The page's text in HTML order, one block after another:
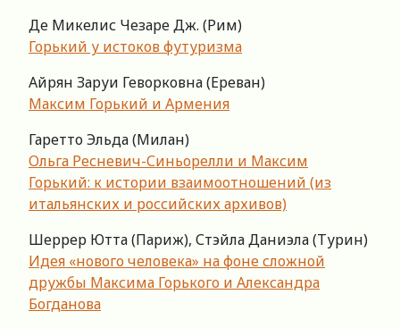
Де Микелис Чезаре Дж. (Рим)
Горький у истоков футуризма
Айрян Заруи Геворковна (Ереван)
Максим Горький и Армения
Гаретто Эльда (Милан)
Ольга Ресневич-Синьорелли и Максим
Горький: к истории взаимоотношений (из
итальянских и российских архивов)
Шеррер Ютта (Париж), Стэйла Даниэла (Турин)
Идея «нового человека» на фоне сложной
дружбы Максима Горького и Александра
Богданова